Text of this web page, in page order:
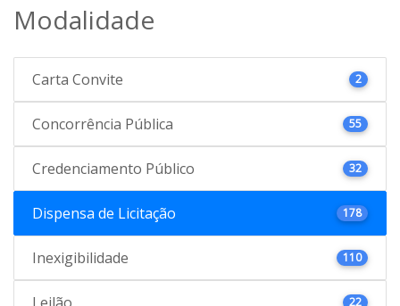
Modalidade
Carta Convite 2
Concorrência Pública 55
Credenciamento Público 32
Dispensa de Licitação 178
Inexigibilidade 110
22